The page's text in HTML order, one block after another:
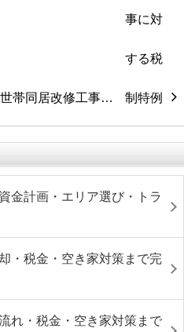
帯同居改修工事…
金計画・エリア選び・トラ
・税金・空き家対策まで完
れ・税金・空き家対策まで